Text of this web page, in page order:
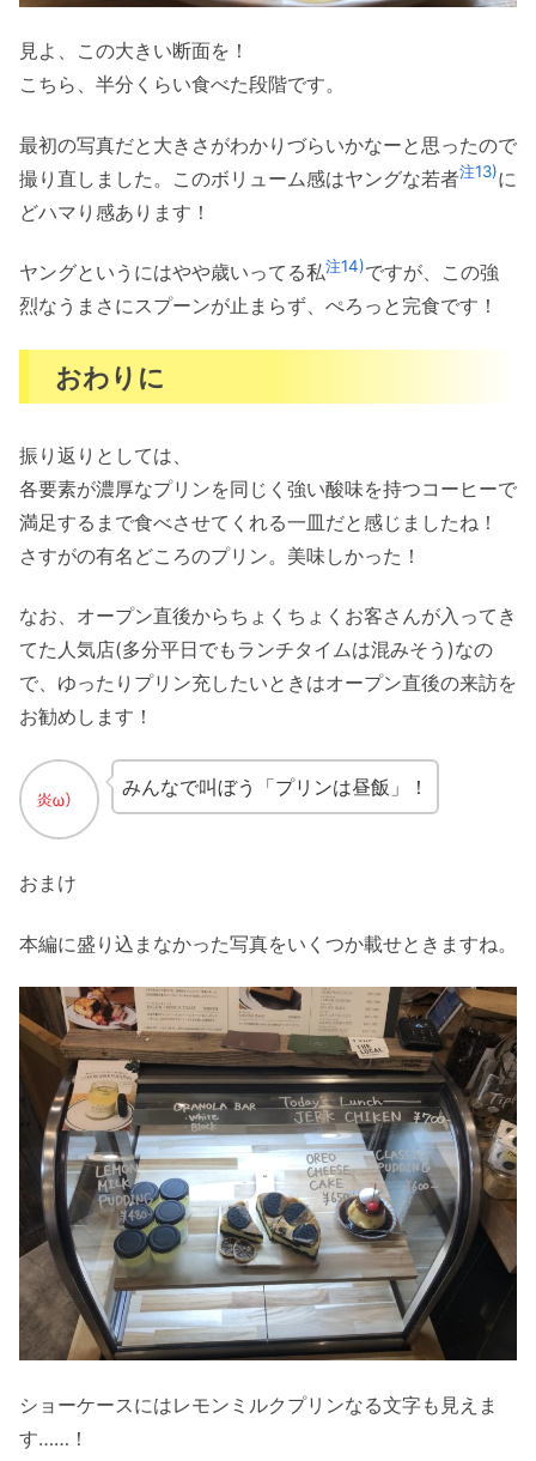
見よ、この大きい断面を！
こちら、半分くらい食べた段階です。
最初の写真だと大きさがわかりづらいかなーと思ったので
撮り直しました。このボリューム感はヤングな若者注13)に
どハマり感あります！
ヤングというにはやや歳いってる私注14)ですが、この強
烈なうまさにスプーンが止まらず、ぺろっと完食です！
おわりに
振り返りとしては、
各要素が濃厚なプリンを同じく強い酸味を持つコーヒーで
満足するまで食べさせてくれる一皿だと感じましたね！
さすがの有名どころのプリン。美味しかった！
なお、オープン直後からちょくちょくお客さんが入ってき
てた人気店(多分平日でもランチタイムは混みそう)なの
で、ゆったりプリン充したいときはオープン直後の来訪を
お勧めします！
みんなで叫ぼう「プリンは昼飯」！
おまけ
本編に盛り込まなかった写真をいくつか載せときますね。
ショーケースにはレモンミルクプリンなる文字も見えま
す……！